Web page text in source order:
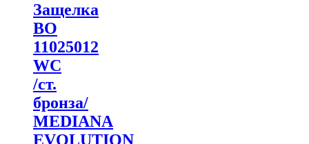
Защелка
ВО
11025012
WC
/ст.
бронза/
MEDIANA
EVOLUTION